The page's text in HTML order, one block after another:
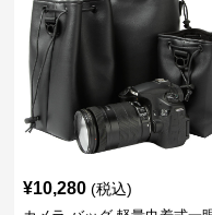
¥10,280 (税込)